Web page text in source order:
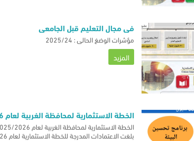
في مجال التعليم قبل الجامعي
مؤشرات الوضغ الحالي : 2025/24
المزيد
الخطة الاستثمارية لمحافظة الغربية لعام 2025/2026
الخطة الاستثمارية لمحافظة الغربية لعام 2025/2026
بلغت الاعتمادات المدرجة للخطة الاستثمارية لعام 2025/2026 باجمالي 686300مليون